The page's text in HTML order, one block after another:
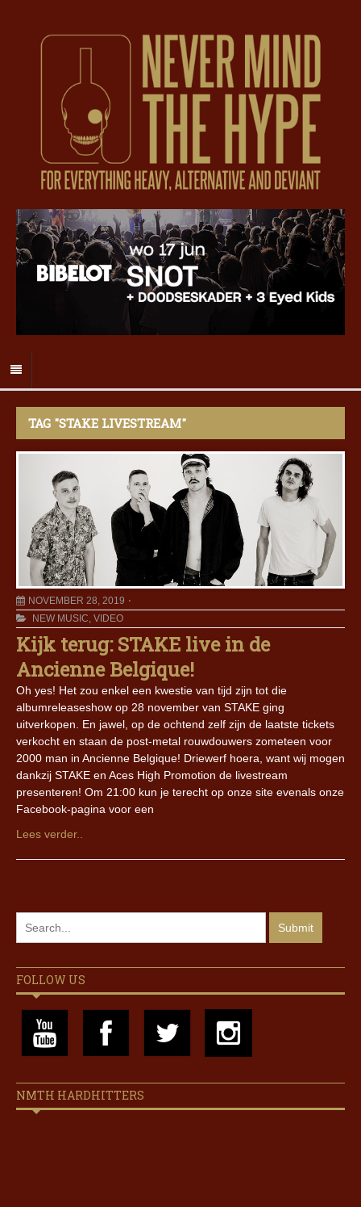
TAG "STAKE LIVESTREAM"
NOVEMBER 28, 2019
NEW MUSIC, VIDEO
Kijk terug: STAKE live in de
Ancienne Belgique!
Oh yes! Het zou enkel een kwestie van tijd zijn tot die
albumreleaseshow op 28 november van STAKE ging
uitverkopen. En jawel, op de ochtend zelf zijn de laatste tickets
verkocht en staan de post-metal rouwdouwers zometeen voor
2000 man in Ancienne Belgique! Driewerf hoera, want wij mogen
dankzij STAKE en Aces High Promotion de livestream
presenteren! Om 21:00 kun je terecht op onze site evenals onze
Facebook-pagina voor een
Lees verder..
FOLLOW US
NMTH HARDHITTERS